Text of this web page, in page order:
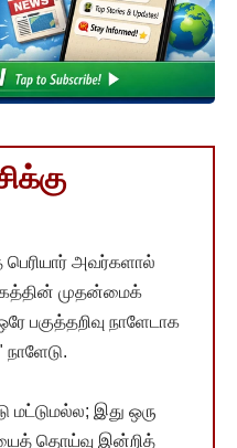
அவர்களால்
முதன்மைக்
பகுத்தறிவு நாளேடாக
நாளேடு.
மட்டுமல்ல; இது ஒரு
தொய்வு இன்றித்